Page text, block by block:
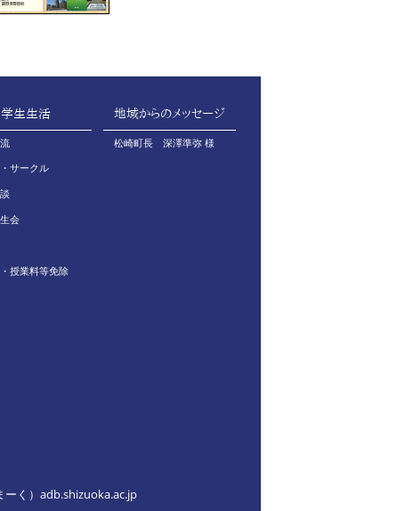
学生生活
サークル
会
授業料等免除
地域からのメッセージ
松崎町長 深澤準弥 様
く）adb.shizuoka.ac.jp